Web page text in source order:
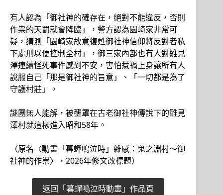
有人認為「御社神的確存在，絕對不能違反，否則
作祟的天罰就會降臨」，警方認為園崎家非常可
疑，猜測「園崎家故意復甦御社神信仰將反對者私
下處刑以便控制全村」，御三家內部也有人對雛見
澤連續怪死事件感到不安，害怕惹禍上身讓所有人
說服自己「那是御社神的旨意」、「一切都是為了
守護村莊」。
謎團無人能解，被壟罩在古老御社神傳說下的雛見
澤村就這樣進入昭和58年。
（原名〈動畫「暮蟬鳴泣時」雜感：鬼之淵村～御
社神的作祟〉，2026年修文改標題）
返回「暮蟬鳴泣時動畫」作品頁